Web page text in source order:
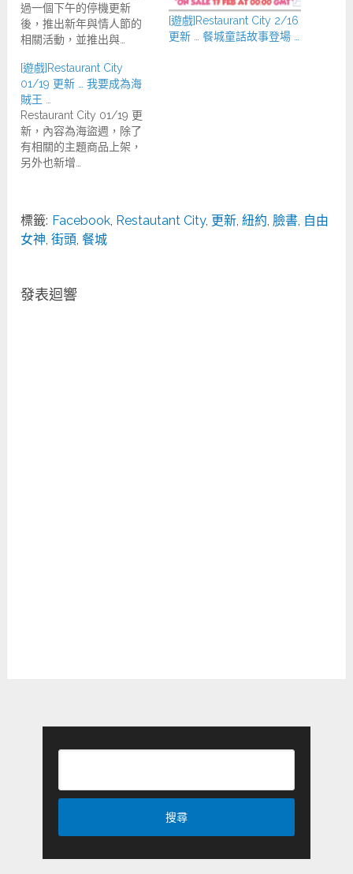
過一個下午的停機更新
後，推出新年與情人節的
相關活動，並推出與…
[遊戲]Restaurant City 2/16
更新 … 餐城童話故事登場 …
[遊戲]Restaurant City
01/19 更新 … 我要成為海
賊王 …
Restaurant City 01/19 更
新，內容為海盜週，除了
有相關的主題商品上架，
另外也新增…
標籤: Facebook, Restautant City, 更新,紐約, 臉書, 自由
女神,街頭,餐城
發表迴響